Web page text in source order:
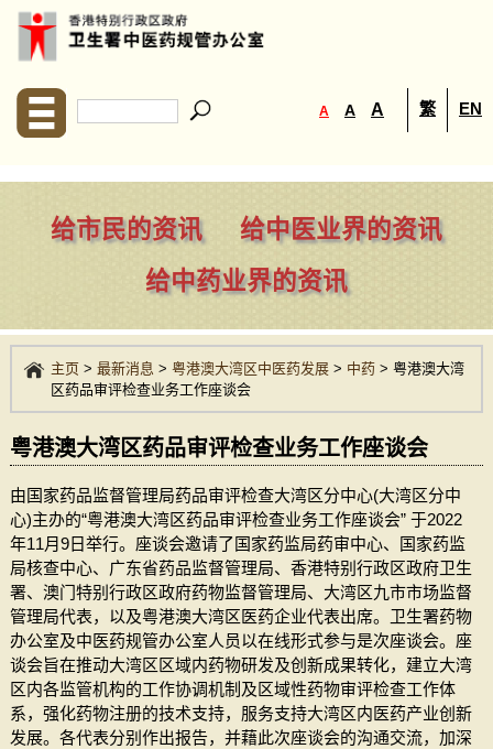
A A A 繁 EN
给市民的资讯
给中医业界的资讯
给中药业界的资讯
主页> 最新消息 > 粤港澳大湾区中医药发展> 中药> 粤港澳大湾
区药品审评检查业务工作座谈会
粤港澳大湾区药品审评检查业务工作座谈会
由国家药品监督管理局药品审评检查大湾区分中心(大湾区分中
心)主办的“粤港澳大湾区药品审评检查业务工作座谈会” 于2022
年11月9日举行。座谈会邀请了国家药监局药审中心、国家药监
局核查中心、广东省药品监督管理局、香港特别行政区政府卫生
署、澳门特别行政区政府药物监督管理局、大湾区九市市场监督
管理局代表，以及粤港澳大湾区医药企业代表出席。卫生署药物
办公室及中医药规管办公室人员以在线形式参与是次座谈会。座
谈会旨在推动大湾区区域内药物研发及创新成果转化，建立大湾
区内各监管机构的工作协调机制及区域性药物审评检查工作体
系，强化药物注册的技术支持，服务支持大湾区内医药产业创新
发展。各代表分别作出报告，并藉此次座谈会的沟通交流，加深